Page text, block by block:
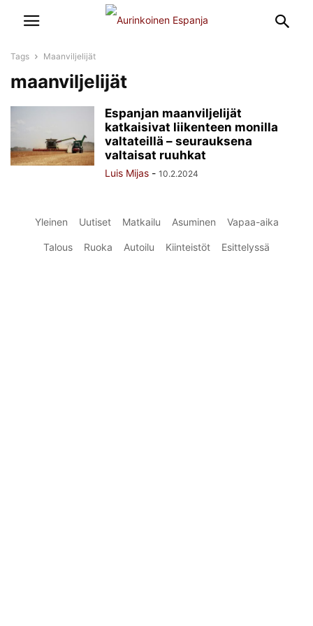
Tags Maanviljelijät
maanviljelijät
Espanjan maanviljelijät
katkaisivat liikenteen monilla
valtateillä – seurauksena
valtaisat ruuhkat
Luis Mijas - 10.2.2024
Yleinen Uutiset Matkailu Asuminen Vapaa-aika
Talous Ruoka Autoilu Kiinteistöt Esittelyssä